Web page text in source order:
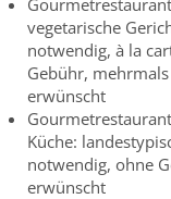
vegetarische
notwendig, à la
Gebühr,
erwünscht
Küche:
notwendig, ohne
erwünscht